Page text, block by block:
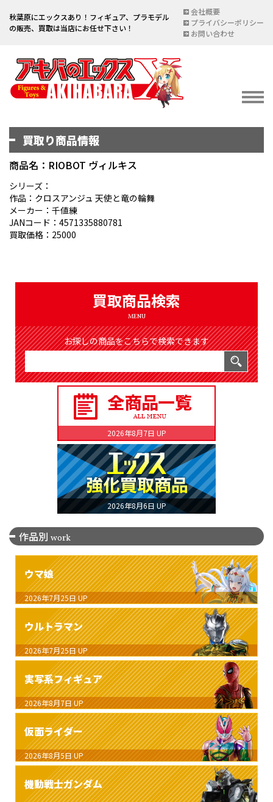
秋葉原にエックスあり！フィギュア、プラモデル
の販売、買取は当店にお任せ下さい！
会社概要
プライバシーポリシー
お問い合わせ
イベント情報
宅配買取のご案内
DELIVERY PURCHASE
買取お申し込み
ASSESSMENT
買取り商品情報
商品名：RIOBOT ヴィルキス
シリーズ：
作品：クロスアンジュ 天使と竜の輪舞
メーカー：千値練
JANコード：4571335880781
買取価格：25000
買取商品検索
MENU
お探しの商品をこちらで検索できます
2026年8月7日 UP
2026年8月6日 UP
作品別 work
ウマ娘
2026年7月25日 UP
ウルトラマン
2026年7月25日 UP
実写系フィギュア
2026年8月7日 UP
仮面ライダー
2026年8月5日 UP
機動戦士ガンダム